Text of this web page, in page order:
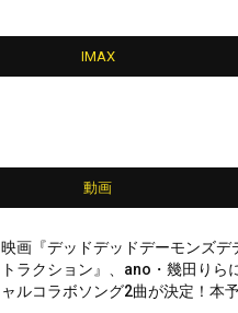
IMAX
動画
映画『デッドデッドデーモンズデ
トラクション』、ano・幾田りら
ャルコラボソング2曲が決定！本